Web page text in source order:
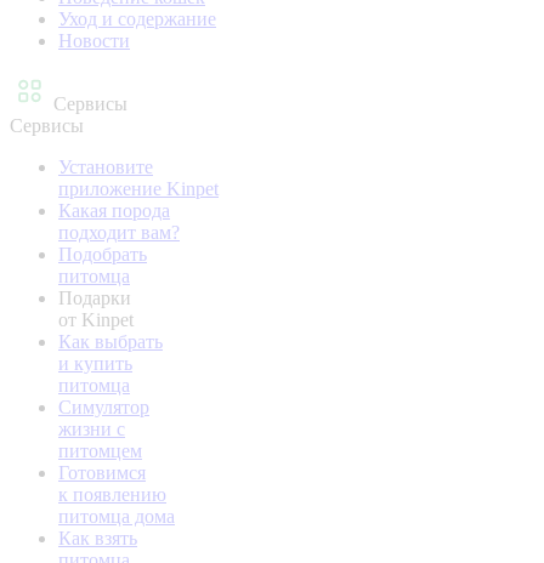
Уход и содержание
Новости
Сервисы
Сервисы
Установите
приложение Kinpet
Какая порода
подходит вам?
Подобрать
питомца
Подарки
от Kinpet
Как выбрать
и купить
питомца
Симулятор
жизни с
питомцем
Готовимся
к появлению
питомца дома
Как взять